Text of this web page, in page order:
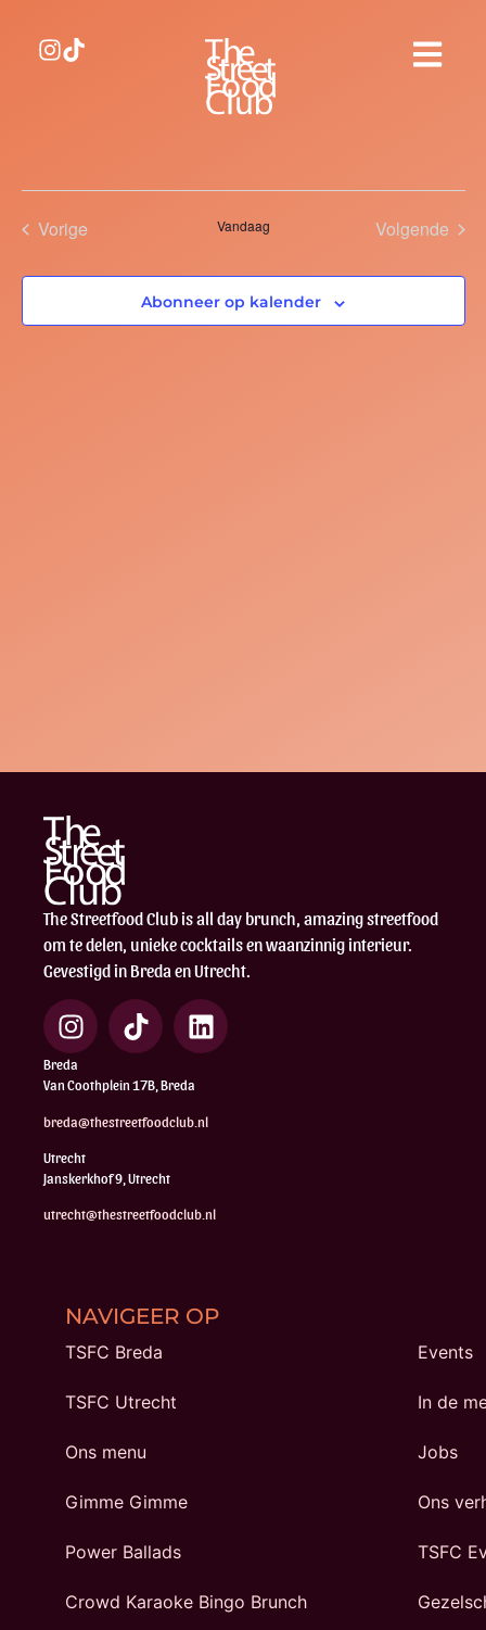
VorigeEvenementen Vandaag Volgende
Abonneer op kalender
The Streetfood Club is all day brunch, amazing streetfood
om te delen, unieke cocktails en waanzinnig interieur.
Gevestigd in Breda en Utrecht.
Breda
Van Coothplein 17B, Breda
breda@thestreetfoodclub.nl
Utrecht
Janskerkhof 9, Utrecht
utrecht@thestreetfoodclub.nl
NAVIGEER OP
TSFC Breda
TSFC Utrecht
Ons menu
Gimme Gimme
Power Ballads
Crowd Karaoke Bingo Brunch
Events
In de
Jobs
Ons
TSFC